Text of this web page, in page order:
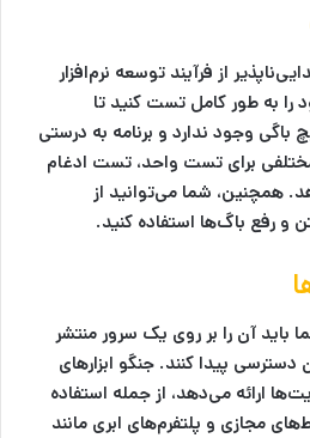
از فرآیند توسعه نرم‌افزار
به طور کامل تست کنید تا
وجود ندارد و برنامه به درستی
مختلفی برای تست واحد، تست ادغام
همچنین، شما می‌توانید از
و رفع باگ‌ها استفاده کنید.
آن را بر روی یک سرور منتشر
دسترسی پیدا کنند. جنگو ابزارهای
ارائه می‌دهد، از جمله استفاده
مجازی و پلتفرم‌های ابری مانند